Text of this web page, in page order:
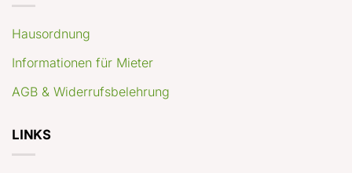
Hausordnung
Informationen für Mieter
AGB & Widerrufsbelehrung
LINKS